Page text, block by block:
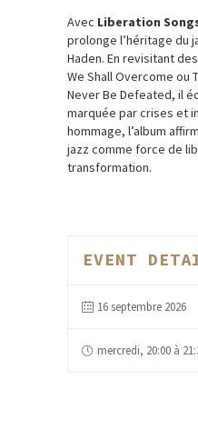
Avec Liberation
prolonge l’héritage du
Haden. En revisitant
We Shall Overcome ou
Never Be Defeated, il
marquée par crises et
hommage, l’album
jazz comme force de
transformation.
EVENT
16 septembre 2026
mercredi, 20:00 à